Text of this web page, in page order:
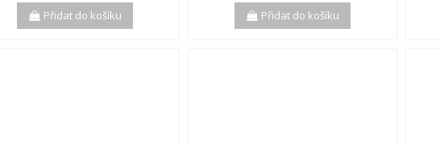
Přidat do košíku Přidat do košíku